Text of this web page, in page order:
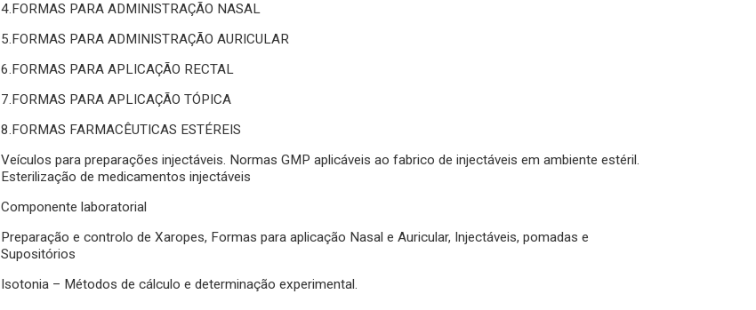
4.FORMAS PARA ADMINISTRAÇÃO NASAL
5.FORMAS PARA ADMINISTRAÇÃO AURICULAR
6.FORMAS PARA APLICAÇÃO RECTAL
7.FORMAS PARA APLICAÇÃO TÓPICA
8.FORMAS FARMACÊUTICAS ESTÉREIS
Veículos para preparações injectáveis. Normas GMP aplicáveis ao fabrico de injectáveis em ambiente estéril.
Esterilização de medicamentos injectáveis
Componente laboratorial
Preparação e controlo de Xaropes, Formas para aplicação Nasal e Auricular, Injectáveis, pomadas e
Supositórios
Isotonia – Métodos de cálculo e determinação experimental.